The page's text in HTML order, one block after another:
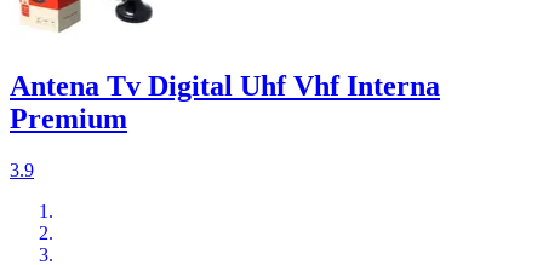
Antena Tv Digital Uhf Vhf Interna
Premium
3.9